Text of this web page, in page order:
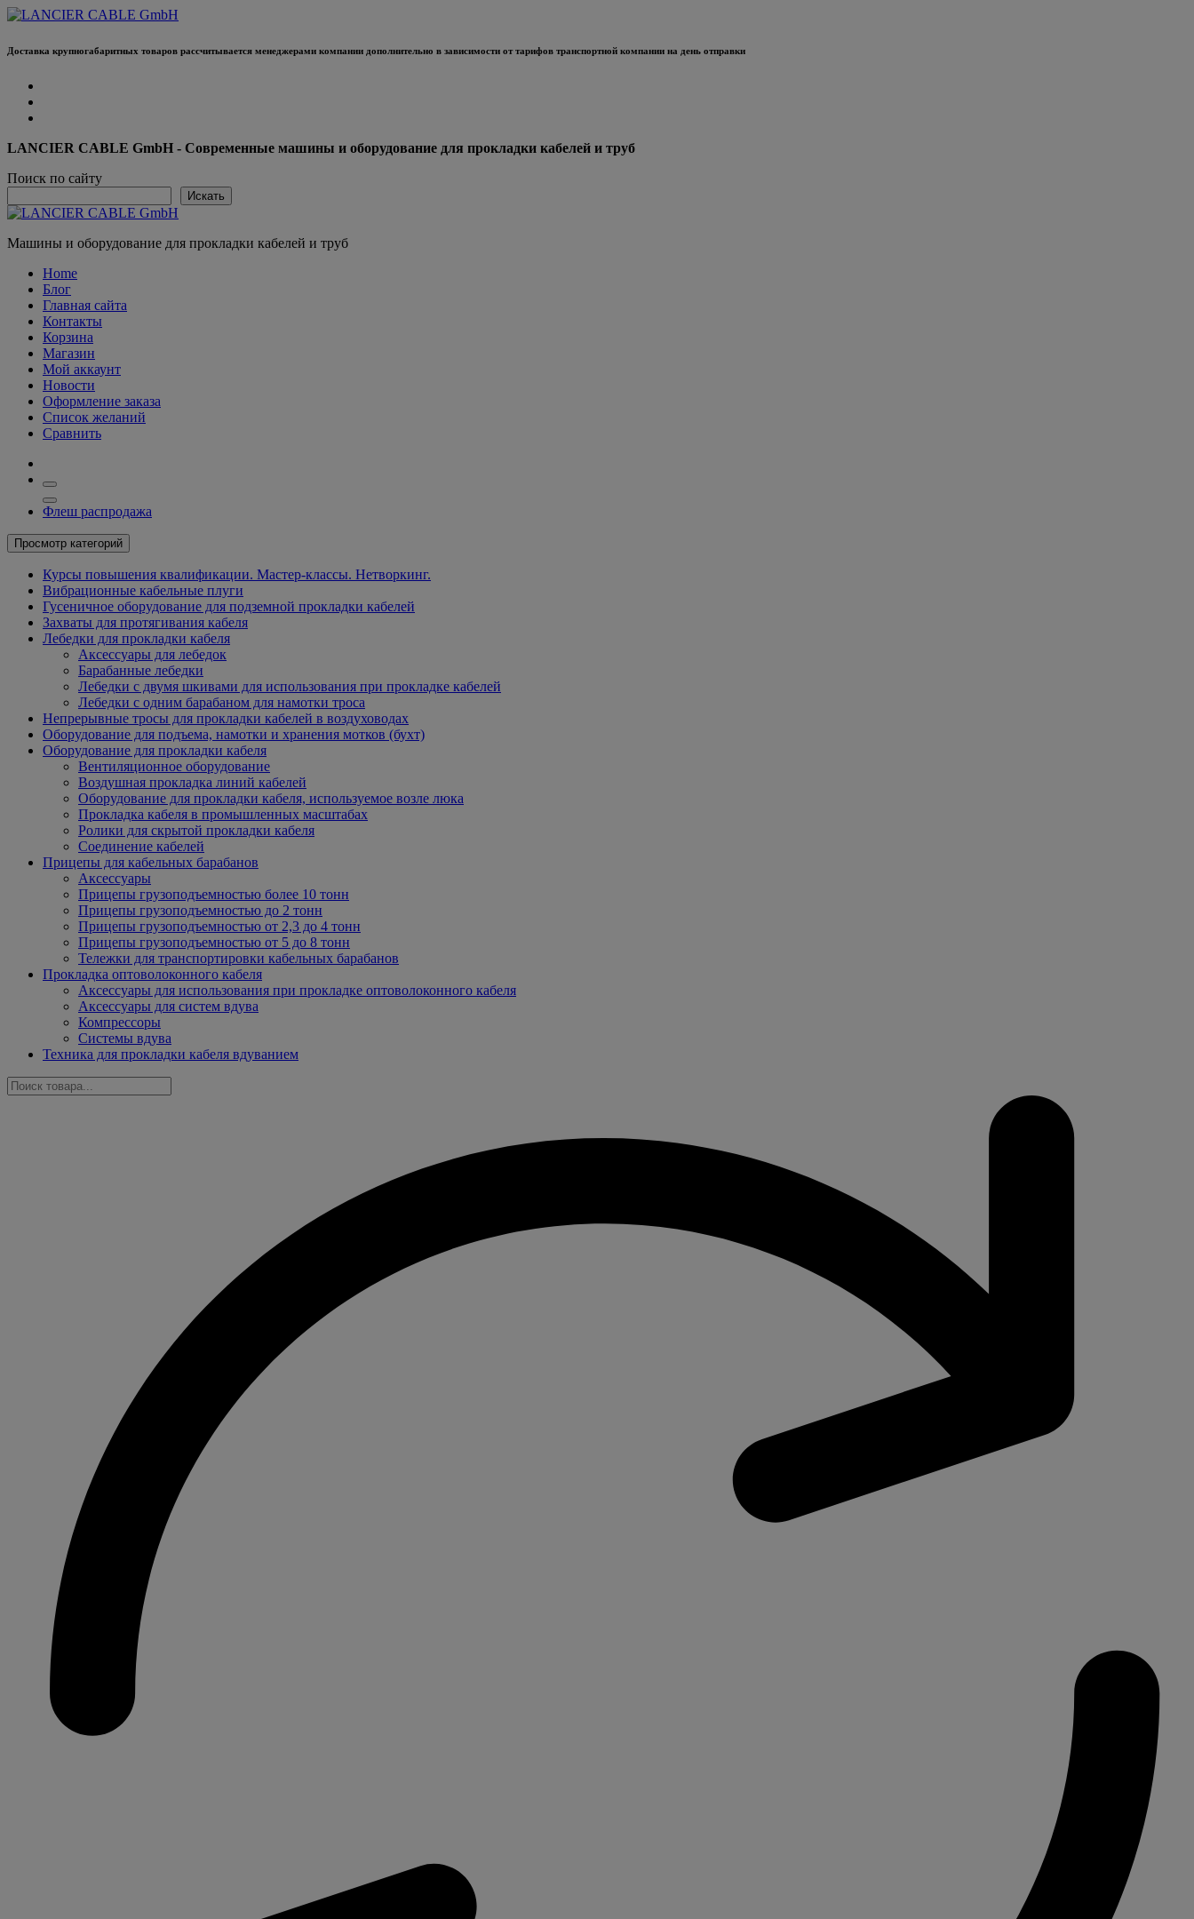
Перейти
содержанию
Доставка крупногабаритных товаров рассчитывается менеджерами компании дополнительно в зависимости от тарифов транспортной компании на день отправки
LANCIER CABLE GmbH - Современные машины и оборудование для прокладки кабелей и труб
Поиск по сайту
Искать
Машины и оборудование для прокладки кабелей и труб
Home
Блог
Главная сайта
Контакты
Корзина
Магазин
Мой аккаунт
Новости
Оформление заказа
Список желаний
Сравнить
Флеш распродажа
Просмотр категорий
Курсы повышения квалификации. Мастер-классы. Нетворкинг.
Вибрационные кабельные плуги
Гусеничное оборудование для подземной прокладки кабелей
Захваты для протягивания кабеля
Лебедки для прокладки кабеля
Аксессуары для лебедок
Барабанные лебедки
Лебедки с двумя шкивами для использования при прокладке кабелей
Лебедки с одним барабаном для намотки троса
Непрерывные тросы для прокладки кабелей в воздуховодах
Оборудование для подъема, намотки и хранения мотков (бухт)
Оборудование для прокладки кабеля
Вентиляционное оборудование
Воздушная прокладка линий кабелей
Оборудование для прокладки кабеля, используемое возле люка
Прокладка кабеля в промышленных масштабах
Ролики для скрытой прокладки кабеля
Соединение кабелей
Прицепы для кабельных барабанов
Аксессуары
Прицепы грузоподъемностью более 10 тонн
Прицепы грузоподъемностью до 2 тонн
Прицепы грузоподъемностью от 2,3 до 4 тонн
Прицепы грузоподъемностью от 5 до 8 тонн
Тележки для транспортировки кабельных барабанов
Прокладка оптоволоконного кабеля
Аксессуары для использования при прокладке оптоволоконного кабеля
Аксессуары для систем вдува
Компрессоры
Системы вдува
Техника для прокладки кабеля вдуванием